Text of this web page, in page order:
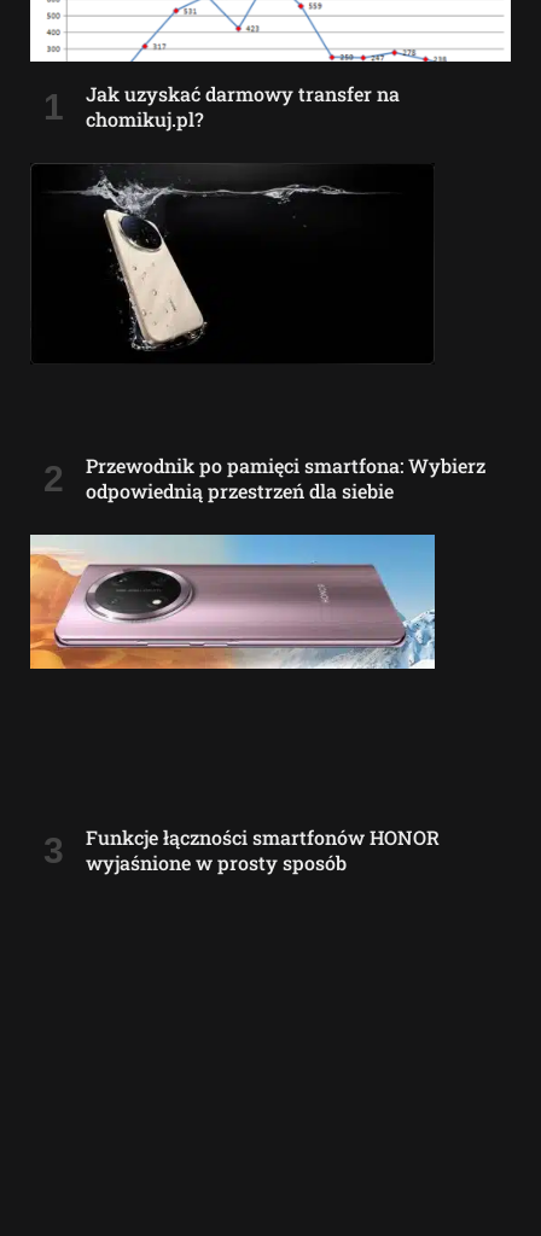
Jak uzyskać darmowy transfer na
chomikuj.pl?
Przewodnik po pamięci smartfona: Wybierz
odpowiednią przestrzeń dla siebie
Funkcje łączności smartfonów HONOR
wyjaśnione w prosty sposób